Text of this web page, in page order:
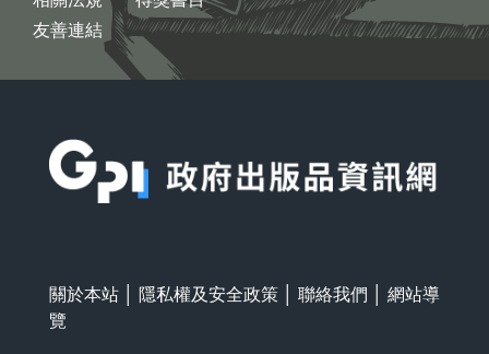
友善連結
關於本站 隱私權及安全政策 聯絡我們
網站導
覽